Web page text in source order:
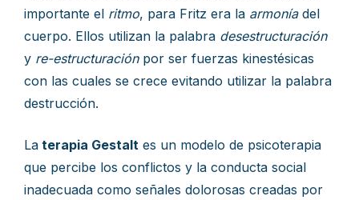
importante el ritmo, para Fritz era la armonía del
cuerpo. Ellos utilizan la palabra desestructuración
y re-estructuración por ser fuerzas kinestésicas
con las cuales se crece evitando utilizar la palabra
destrucción.
La terapia Gestalt es un modelo de psicoterapia
que percibe los conflictos y la conducta social
inadecuada como señales dolorosas creadas por